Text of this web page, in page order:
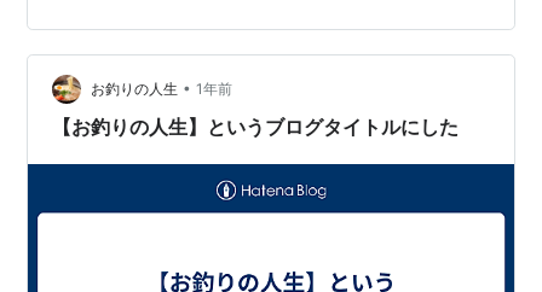
も ただ働きたいから働いているような感じでしょうか。
ただ働く、と言っても 雇われ仕事を継続している人は少
ないのかもしれませんが。 稼ぎのことを気にしなくても
生きていけるなら 自分のやってみたいことを仕事にして
お釣りの人生 • 1年前
【お釣りの人生】というブログタイトルにした